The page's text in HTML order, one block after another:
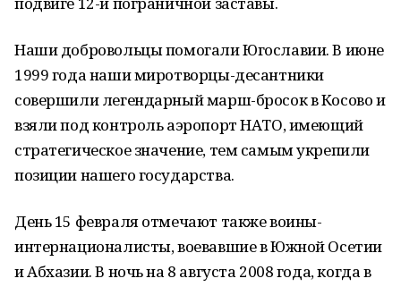
Наши добровольцы помогали Югославии. В июне
1999 года наши миротворцы-десантники
совершили легендарный марш-бросок в Косово и
взяли под контроль аэропорт НАТО, имеющий
стратегическое значение, тем самым укрепили
позиции нашего государства.
День 15 февраля отмечают также воины-
интернационалисты, воевавшие в Южной Осетии
и Абхазии. В ночь на 8 августа 2008 года, когда в